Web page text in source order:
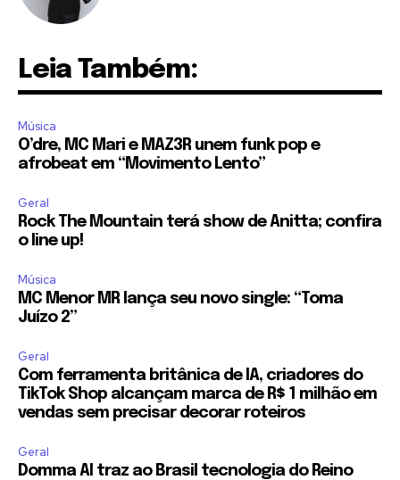
Leia Também:
Música
O’dre, MC Mari e MAZ3R unem funk pop e
afrobeat em “Movimento Lento”
Geral
Rock The Mountain terá show de Anitta; confira
o line up!
Música
MC Menor MR lança seu novo single: “Toma
Juízo 2”
Geral
Com ferramenta britânica de IA, criadores do
TikTok Shop alcançam marca de R$ 1 milhão em
vendas sem precisar decorar roteiros
Geral
Domma AI traz ao Brasil tecnologia do Reino